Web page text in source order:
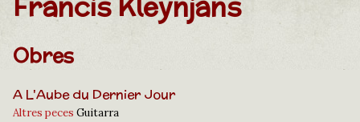
Obres
A L'Aube du Dernier Jour
Altres peces Guitarra